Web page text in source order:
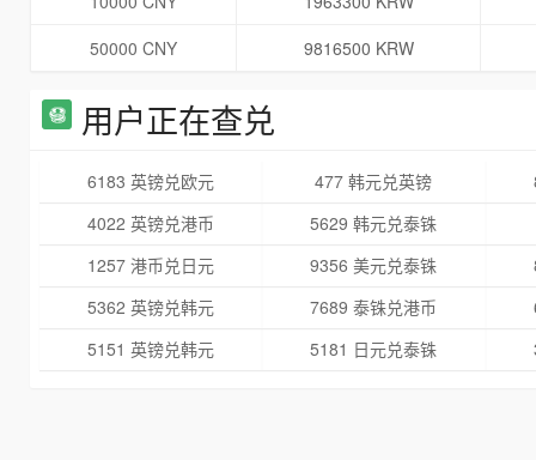
50000 CNY
9816500 KRW
用户正在查兑
6183 英镑兑欧元 477 韩元兑英镑
4022 英镑兑港币
5629 韩元兑泰铢
1257 港币兑日元
9356 美元兑泰铢
5362 英镑兑韩元
7689 泰铢兑港币
5151 英镑兑韩元
5181 日元兑泰铢